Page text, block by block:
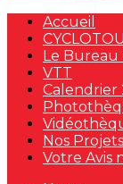
Accueil
Le Bureau
VTT
Calendrier
Nos Projets
Votre Avis